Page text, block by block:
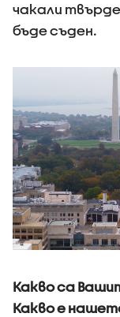
чакали
бъде съден.
Какво са
Какво е